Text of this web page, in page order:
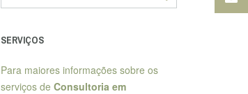
SERVIÇOS
Para maiores informações sobre os
serviços de Consultoria em